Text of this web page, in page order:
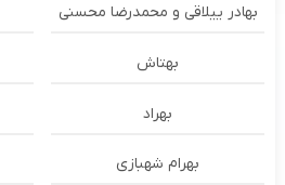
بهادر ییلاقی و محمدرضا محسنی
بهتاش
بهراد
بهرام شهبازی